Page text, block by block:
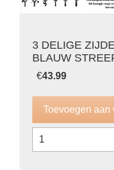
3 DELIGE
BLAUW
€43.99